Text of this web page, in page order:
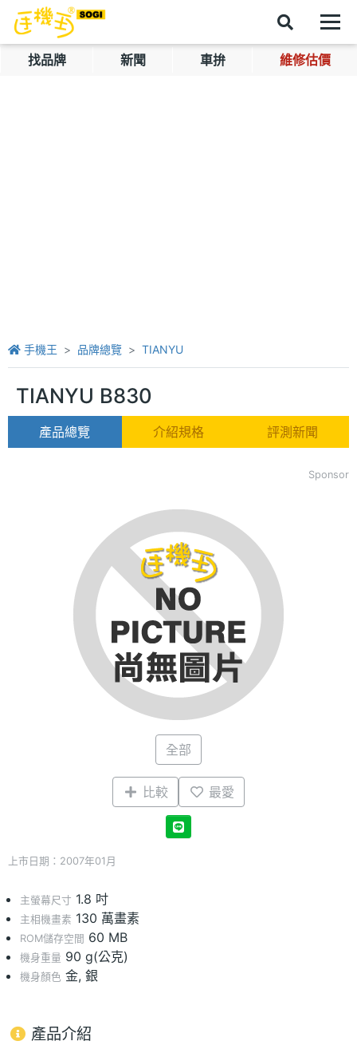
找品牌 新聞 車拚 維修估價
手機王 品牌總覽 TIANYU
TIANYU B830
產品總覽 介紹規格 評測新聞
Sponsor
全部
比較 最愛
上市日期：2007年01月
主螢幕尺寸 1.8 吋
主相機畫素 130 萬畫素
ROM儲存空間 60 MB
機身重量 90 g(公克)
機身顏色 金, 銀
產品介紹